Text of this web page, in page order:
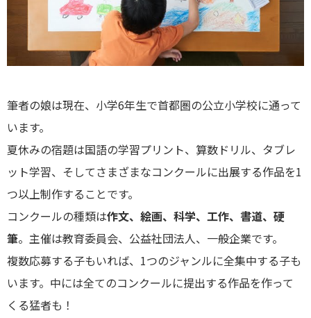
筆者の娘は現在、小学6年生で首都圏の公立小学校に通って
います。
夏休みの宿題は国語の学習プリント、算数ドリル、タブレ
ット学習、そしてさまざまなコンクールに出展する作品を1
つ以上制作することです。
コンクールの種類は作文、絵画、科学、工作、書道、硬
筆。主催は教育委員会、公益社団法人、一般企業です。
複数応募する子もいれば、1つのジャンルに全集中する子も
います。中には全てのコンクールに提出する作品を作って
くる猛者も！